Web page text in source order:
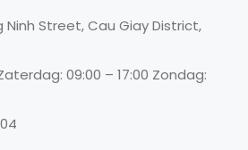
Ninh Street, Cau Giay District,
09:00 – 17:00 Zondag: